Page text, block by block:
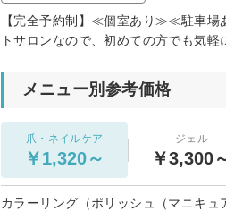
【完全予約制】≪個室あり≫≪駐車場
トサロンなので、初めての方でも気
メニュー別参考価格
爪・ネイルケア
￥1,320～
ジェル
￥3,300
カラーリング（ポリッシュ（マニキュ